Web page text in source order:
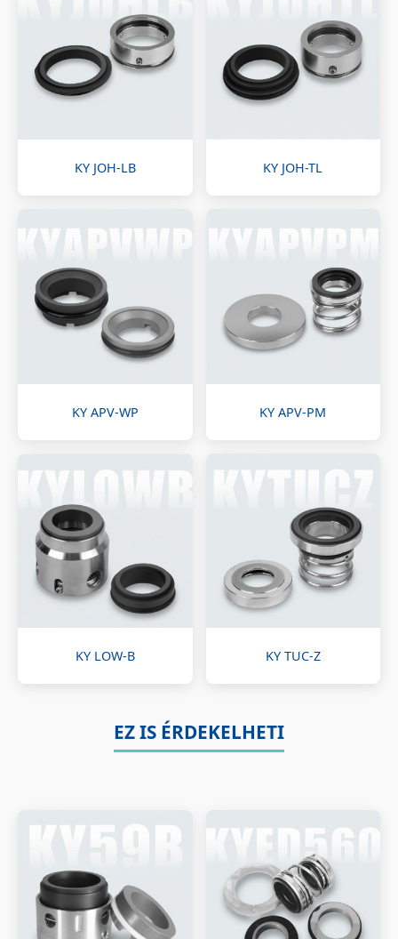
KY JOH-LB KY JOH-TL
KY APV-WP KY APV-PM
KY LOW-B KY TUC-Z
EZ IS ÉRDEKELHETI